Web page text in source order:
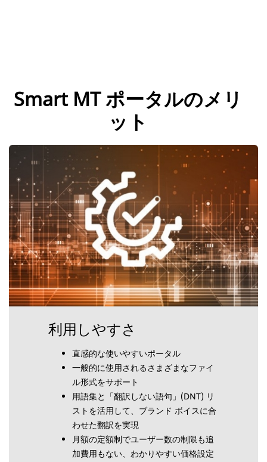
Smart MT ポータルのメリ
ット
利用しやすさ
直感的な使いやすいポータル
一般的に使用されるさまざまなファイ
ル形式をサポート
用語集と「翻訳しない語句」(DNT) リ
ストを活用して、ブランド ボイスに合
わせた翻訳を実現
月額の定額制でユーザー数の制限も追
加費用もない、わかりやすい価格設定